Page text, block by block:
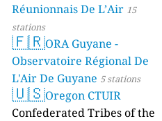
Réunionnais De L’Air 15
stations
🇫🇷ORA Guyane -
Observatoire Régional De
L'Air De Guyane 5 stations
🇺🇸Oregon CTUIR
Confederated Tribes of the